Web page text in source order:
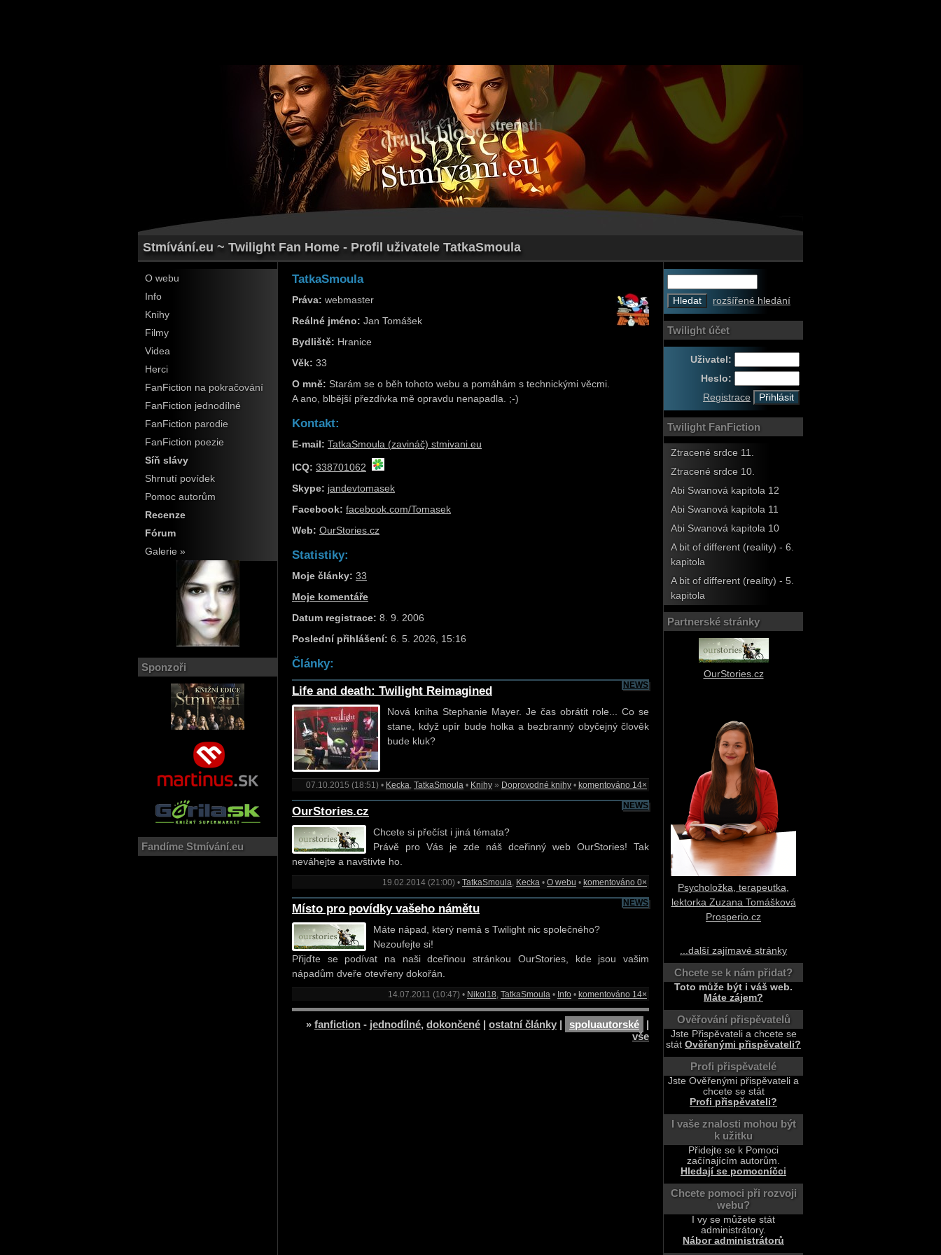
Stmívání.eu ~ Twilight Fan Home - Profil uživatele TatkaSmoula
O webu
Info
Knihy
Filmy
Videa
Herci
FanFiction na pokračování
FanFiction jednodílné
FanFiction parodie
FanFiction poezie
Síň slávy
Shrnutí povídek
Pomoc autorům
Recenze
Fórum
Galerie »
Sponzoři
Fandíme Stmívání.eu
TatkaSmoula
Práva: webmaster
Reálné jméno: Jan Tomášek
Bydliště: Hranice
Věk: 33
O mně: Starám se o běh tohoto webu a pomáhám s technickými věcmi.
A ano, blbější přezdívka mě opravdu nenapadla. ;-)
Kontakt:
E-mail: TatkaSmoula (zavináč) stmivani.eu
ICQ: 338701062
Skype: jandevtomasek
Facebook: facebook.com/Tomasek
Web: OurStories.cz
Statistiky:
Moje články: 33
Moje komentáře
Datum registrace: 8. 9. 2006
Poslední přihlášení: 6. 5. 2026, 15:16
Články:
NEWS
Life and death: Twilight Reimagined
Nová kniha Stephanie Mayer. Je čas obrátit role... Co se
stane, když upír bude holka a bezbranný obyčejný člověk
bude kluk?
07.10.2015 (18:51) • Kecka TatkaSmoula • Knihy » Doprovodné knihy • komentováno 14×
NEWS
OurStories.cz
Chcete si přečíst i jiná témata?
Právě pro Vás je zde náš dceřinný web OurStories! Tak
neváhejte a navštivte ho.
19.02.2014 (21:00) • TatkaSmoula Kecka • O webu • komentováno 0×
NEWS
Místo pro povídky vašeho námětu
Máte nápad, který nemá s Twilight nic společného?
Nezoufejte si!
Přijďte se podívat na naši dceřinou stránkou OurStories, kde jsou vašim
nápadům dveře otevřeny dokořán.
14.07.2011 (10:47) • Nikol18 TatkaSmoula • Info • komentováno 14×
» fanfiction - jednodílné, dokončené | ostatní články | spoluautorské
|
vše
rozšířené hledání
Twilight účet
Uživatel:
Heslo:
Registrace
Twilight FanFiction
Ztracené srdce 11.
Ztracené srdce 10.
Abi Swanová kapitola 12
Abi Swanová kapitola 11
Abi Swanová kapitola 10
A bit of different (reality) - 6.
kapitola
A bit of different (reality) - 5.
kapitola
Partnerské stránky
OurStories.cz
Psycholožka, terapeutka,
lektorka Zuzana Tomášková
Prosperio.cz
...další zajímavé stránky
Chcete se k nám přidat?
Toto může být i váš web.
Máte zájem?
Ověřování přispěvatelů
Jste Přispěvateli a chcete se
stát Ověřenými přispěvateli?
Profi přispěvatelé
Jste Ověřenými přispěvateli a
chcete se stát
Profi přispěvateli?
I vaše znalosti mohou být
k užitku
Přidejte se k Pomoci
začínajícím autorům.
Hledají se pomocníčci
Chcete pomoci při rozvoji
webu?
I vy se můžete stát
administrátory.
Nábor administrátorů